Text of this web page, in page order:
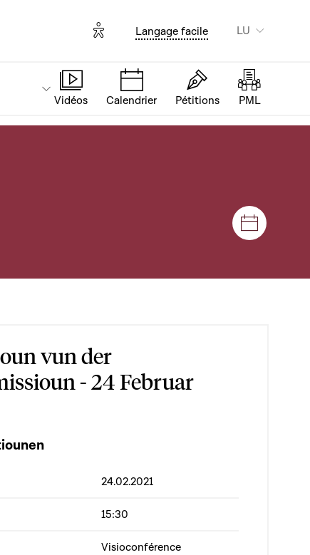
Options d'accessibilité
Langage facile LU
Vidéos Calendrier Pétitions PML
vun der
- 24 Februar
24.02.2021
15:30
Visioconférence